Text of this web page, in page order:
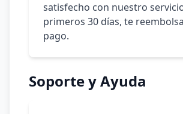
satisfecho con nuestro
primeros 30 días, te
pago.
Soporte y Ayuda